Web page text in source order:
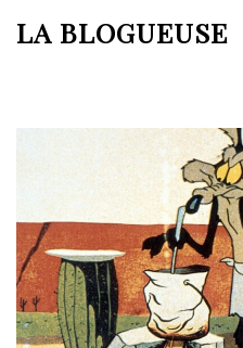
auLA BLOGUEUSE